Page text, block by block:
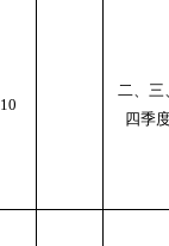
10
二、三
四季